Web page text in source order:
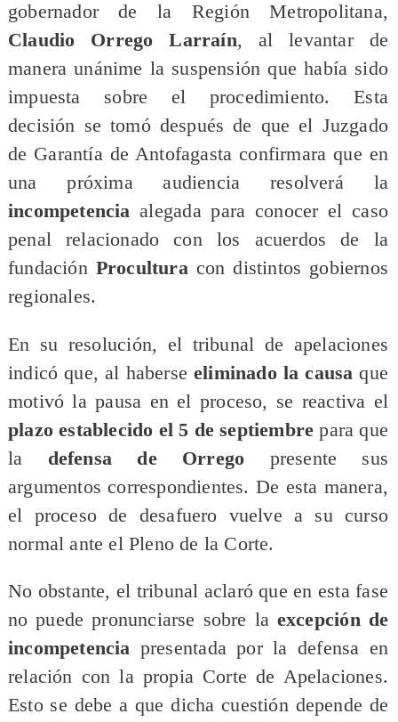
gobernador de la Región Metropolitana,
Claudio Orrego Larraín, al levantar de
manera unánime la suspensión que había sido
impuesta sobre el procedimiento. Esta
decisión se tomó después de que el Juzgado
de Garantía de Antofagasta confirmara que en
una próxima audiencia resolverá la
incompetencia alegada para conocer el caso
penal relacionado con los acuerdos de la
fundación Proculturacon distintos gobiernos
regionales.
En su resolución, el tribunal de apelaciones
indicó que, al haberseeliminado la causa que
motivó la pausa en el proceso, se reactiva el
plazo establecido el 5 de septiembre para que
la defensa de Orrego presente sus
argumentos correspondientes. De esta manera,
el proceso de desafuero vuelve a su curso
normal ante el Pleno de la Corte.
No obstante, el tribunal aclaró que en esta fase
no puede pronunciarse sobre la excepción de
incompetencia presentada por la defensa en
relación con la propia Corte de Apelaciones.
Esto se debe a que dicha cuestión depende de